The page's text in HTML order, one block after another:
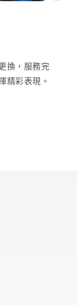
換，服務完
精彩表現。